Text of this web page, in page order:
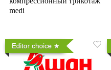
medi
Editor choice